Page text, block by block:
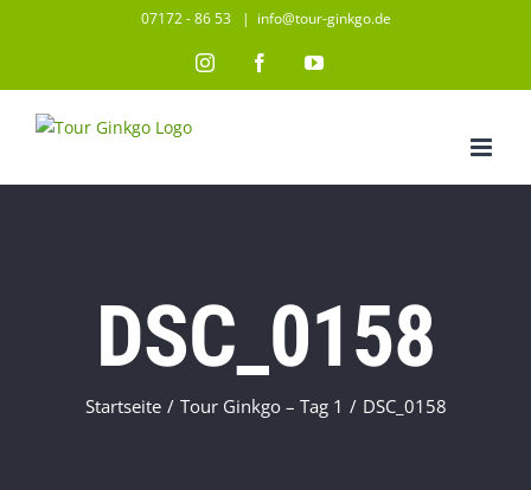
07172 - 86 53 | info@tour-ginkgo.de
InstagramFacebookYouTube
DSC_0158
Startseite / Tour Ginkgo – Tag 1 / DSC_0158